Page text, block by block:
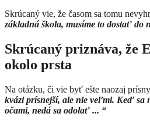
Skrúcaný vie, že časom sa tomu
základná škola, musíme to dostať do
Skrúcaný priznáva, že
okolo prsta
Na otázku, či vie byť ešte naozaj
kvázi prísnejší, ale nie veľmi. Keď sa
očami, nedá sa odolať ... “